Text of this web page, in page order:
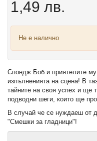
1,49 лв.
Не е налично
Спондж Боб и приятелите
изпълненията на сцена! В
тайните на своя успех и ще
подводни шеги, които ще
В случай че се нуждаеш от
"Смешки за гладници"!